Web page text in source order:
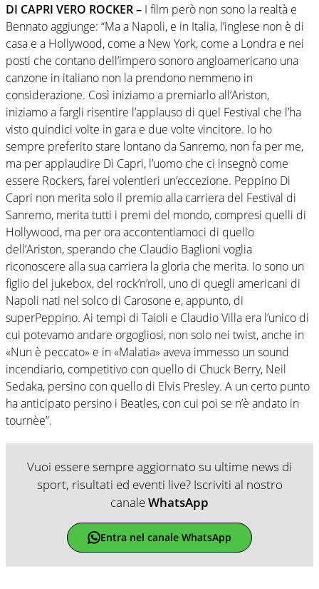
DI CAPRI VERO ROCKER – I film però non sono la realtà e
Bennato aggiunge: “Ma a Napoli, e in Italia, l’inglese non è di
casa e a Hollywood, come a New York, come a Londra e nei
posti che contano dell’impero sonoro angloamericano una
canzone in italiano non la prendono nemmeno in
considerazione. Così iniziamo a premiarlo all’Ariston,
iniziamo a fargli risentire l’applauso di quel Festival che l’ha
visto quindici volte in gara e due volte vincitore. Io ho
sempre preferito stare lontano da Sanremo, non fa per me,
ma per applaudire Di Capri, l’uomo che ci insegnò come
essere Rockers, farei volentieri un’eccezione. Peppino Di
Capri non merita solo il premio alla carriera del Festival di
Sanremo, merita tutti i premi del mondo, compresi quelli di
Hollywood, ma per ora accontentiamoci di quello
dell’Ariston, sperando che Claudio Baglioni voglia
riconoscere alla sua carriera la gloria che merita. Io sono un
figlio del jukebox, del rock’n’roll, uno di quegli americani di
Napoli nati nel solco di Carosone e, appunto, di
superPeppino. Ai tempi di Taioli e Claudio Villa era l’unico di
cui potevamo andare orgogliosi, non solo nei twist, anche in
«Nun è peccato» e in «Malatia» aveva immesso un sound
incendiario, competitivo con quello di Chuck Berry, Neil
Sedaka, persino con quello di Elvis Presley. A un certo punto
ha anticipato persino i Beatles, con cui poi se n’è andato in
tournèe”.
Vuoi essere sempre aggiornato su ultime news di
sport, risultati ed eventi live? Iscriviti al nostro
canaleWhatsApp
Entra nel canale WhatsApp